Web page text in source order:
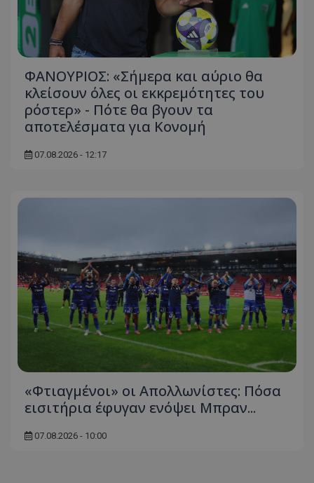
ΦΑΝΟΥΡΙΟΣ: «Σήμερα και αύριο θα
κλείσουν όλες οι εκκρεμότητες του
ρόστερ» - Πότε θα βγουν τα
αποτελέσματα για Κονομή
07.08.2026 - 12:17
«Φτιαγμένοι» οι Απολλωνίστες: Πόσα
εισιτήρια έφυγαν ενόψει Μπραν...
07.08.2026 - 10:00